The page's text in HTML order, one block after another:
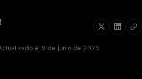
el 9 de junio de 2026